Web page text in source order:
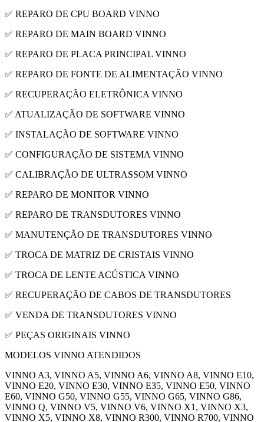
✅ REPARO DE CPU BOARD VINNO
✅ REPARO DE MAIN BOARD VINNO
✅ REPARO DE PLACA PRINCIPAL VINNO
✅ REPARO DE FONTE DE ALIMENTAÇÃO VINNO
✅ RECUPERAÇÃO ELETRÔNICA VINNO
✅ ATUALIZAÇÃO DE SOFTWARE VINNO
✅ INSTALAÇÃO DE SOFTWARE VINNO
✅ CONFIGURAÇÃO DE SISTEMA VINNO
✅ CALIBRAÇÃO DE ULTRASSOM VINNO
✅ REPARO DE MONITOR VINNO
✅ REPARO DE TRANSDUTORES VINNO
✅ MANUTENÇÃO DE TRANSDUTORES VINNO
✅ TROCA DE MATRIZ DE CRISTAIS VINNO
✅ TROCA DE LENTE ACÚSTICA VINNO
✅ RECUPERAÇÃO DE CABOS DE TRANSDUTORES
✅ VENDA DE TRANSDUTORES VINNO
✅ PEÇAS ORIGINAIS VINNO
MODELOS VINNO ATENDIDOS
VINNO A3, VINNO A5, VINNO A6, VINNO A8, VINNO E10,
VINNO E20, VINNO E30, VINNO E35, VINNO E50, VINNO
E60, VINNO G50, VINNO G55, VINNO G65, VINNO G86,
VINNO Q, VINNO V5, VINNO V6, VINNO X1, VINNO X3,
VINNO X5, VINNO X8, VINNO R300, VINNO R700, VINNO